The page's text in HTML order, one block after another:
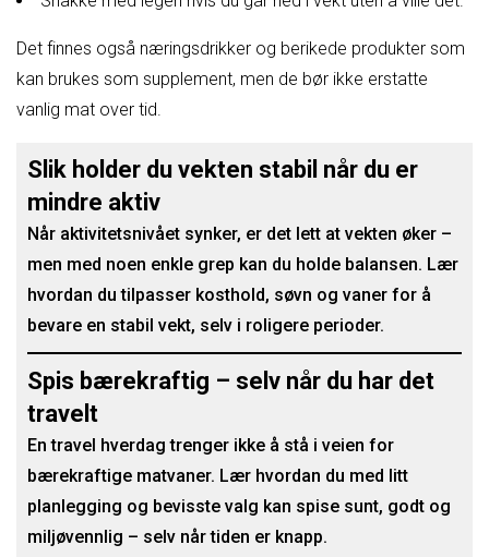
Det finnes også næringsdrikker og berikede produkter som
kan brukes som supplement, men de bør ikke erstatte
vanlig mat over tid.
Slik holder du vekten stabil når du er
mindre aktiv
Når aktivitetsnivået synker, er det lett at vekten øker –
men med noen enkle grep kan du holde balansen. Lær
hvordan du tilpasser kosthold, søvn og vaner for å
bevare en stabil vekt, selv i roligere perioder.
Spis bærekraftig – selv når du har det
travelt
En travel hverdag trenger ikke å stå i veien for
bærekraftige matvaner. Lær hvordan du med litt
planlegging og bevisste valg kan spise sunt, godt og
miljøvennlig – selv når tiden er knapp.